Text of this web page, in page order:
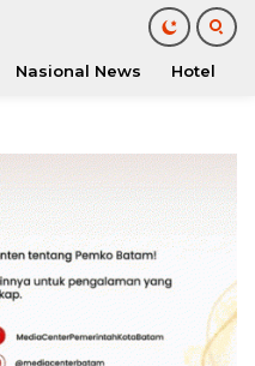
Nasional News Hotel